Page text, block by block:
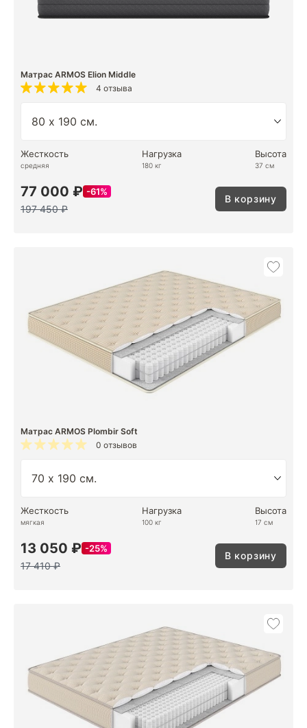
Матрас ARMOS Elion Middle
4 отзыва
Жесткость
средняя
Нагрузка
180 кг
Высота
37 см
77 000 ₽ 61%
197 450 ₽
В корзину
Матрас ARMOS Plombir Soft
0 отзывов
Жесткость
мягкая
Нагрузка
100 кг
Высота
17 см
13 050 ₽ 25%
17 410 ₽
В корзину